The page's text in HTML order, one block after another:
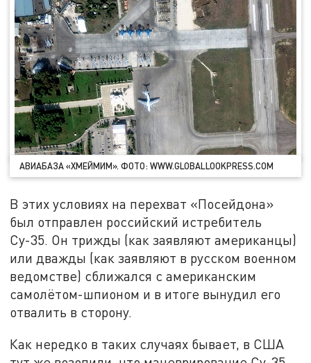
АВИАБАЗА «ХМЕЙМИМ». ФОТО: WWW.GLOBALLOOKPRESS.COM
В этих условиях на перехват «Посейдона»
был отправлен российский истребитель
Су-35. Он трижды (как заявляют американцы)
или дважды (как заявляют в русском военном
ведомстве) сближался с американским
самолётом-шпионом и в итоге вынудил его
отвалить в сторону.
Как нередко в таких случаях бывает, в США